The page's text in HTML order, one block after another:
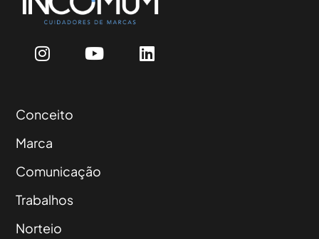
Conceito
Marca
Comunicação
Trabalhos
Norteio